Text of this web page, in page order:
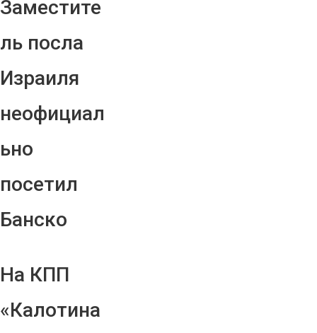
Заместите
ль посла
Израиля
неофициал
ьно
посетил
Банско
На КПП
«Калотина